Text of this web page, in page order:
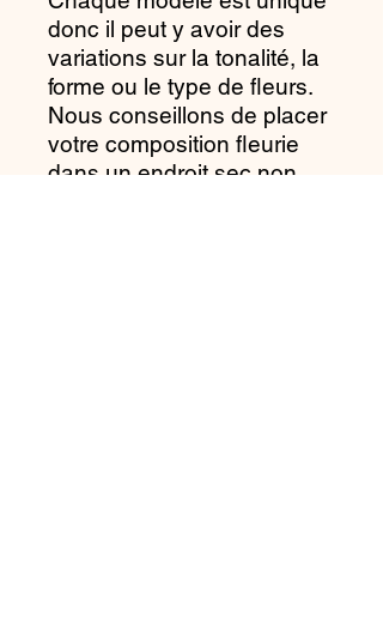
donc il peut y avoir des
variations sur la tonalité, la
forme ou le type de fleurs.
Nous conseillons de placer
votre composition fleurie
dans un endroit sec non